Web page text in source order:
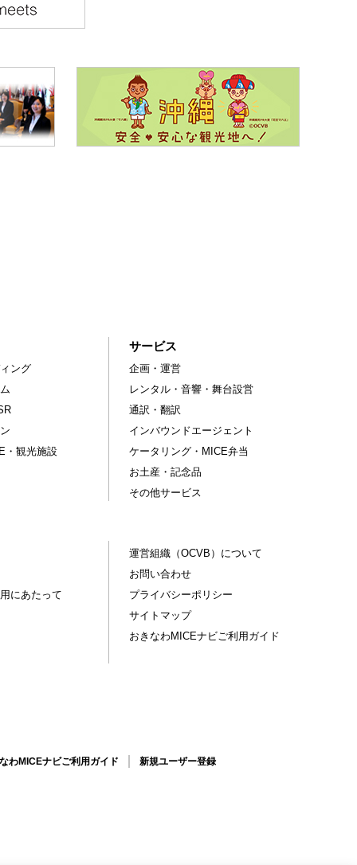
ング
・観光施設
サービス
企画・運営
レンタル・音響・舞台設営
通訳・翻訳
インバウンドエージェント
ケータリング・MICE弁当
お土産・記念品
その他サービス
にあたって
運営組織（OCVB）について
お問い合わせ
プライバシーポリシー
サイトマップ
おきなわMICEナビご利用ガイド
わMICEナビご利用ガイド 新規ユーザー登録